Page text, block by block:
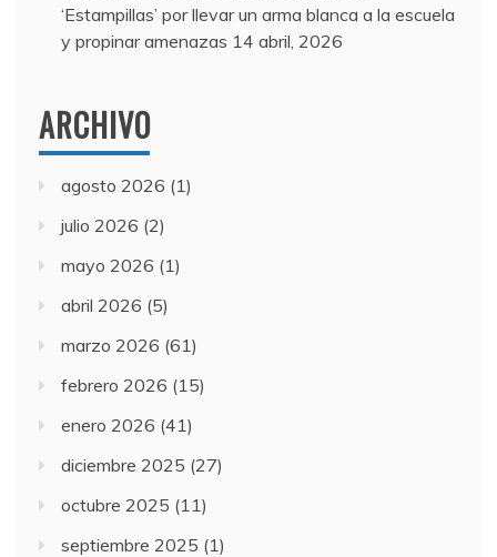
‘Estampillas’ por llevar un arma blanca a la escuela
y propinar amenazas 14 abril, 2026
ARCHIVO
agosto 2026 (1)
julio 2026 (2)
mayo 2026 (1)
abril 2026 (5)
marzo 2026 (61)
febrero 2026 (15)
enero 2026 (41)
diciembre 2025 (27)
octubre 2025 (11)
septiembre 2025 (1)